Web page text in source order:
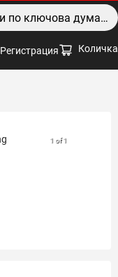
Регистрация Количка
1 of 1